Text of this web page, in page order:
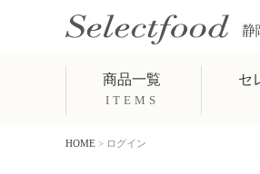
静
商品一覧
ITEMS
セ
HOME ログイン